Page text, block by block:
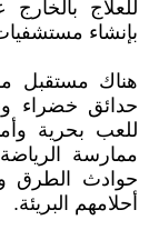
للعلاج
بإنشاء
هناك مستقبل
حدائق خضراء
للعب بحرية
ممارسة
حوادث الطرق
أحلامهم البريئة.